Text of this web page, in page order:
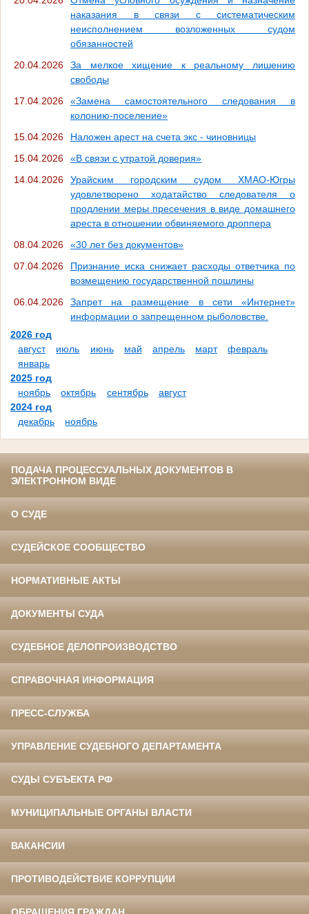
наказания в связи с систематическим
неисполнением возложенных судом
обязанностей
20.04.2026
За мелкое хищение к реальному лишению
свободы
17.04.2026
«Замена самостоятельного следования в
колонию-поселение»
15.04.2026
Наложен арест на счета экс - чиновницы
15.04.2026
«В связи с утратой доверия»
14.04.2026
Урайским городским судом ХМАО-Югры
удовлетворено ходатайство следователя о
продлении меры пресечения в виде домашнего
ареста в отношении обвиняемого дроппера
08.04.2026
«30 лет без документов»
07.04.2026
Признание иска снижает расходы ответчика по
возмещению государственной пошлины
06.04.2026
Запрет на размещение в сети «Интернет»
информации о запрещенном рыболовстве.
2026 год
август
июль июнь май апрель март
февраль
январь
2025 год
ноябрь
октябрь сентябрь
август
2024 год
декабрь
ноябрь
ПОДАЧА ПРОЦЕССУАЛЬНЫХ ДОКУМЕНТОВ В
ЭЛЕКТРОННОМ ВИДЕ
О СУДЕ
СУДЕЙСКОЕ СООБЩЕСТВО
НОРМАТИВНЫЕ АКТЫ
ДОКУМЕНТЫ СУДА
СУДЕБНОЕ ДЕЛОПРОИЗВОДСТВО
СПРАВОЧНАЯ ИНФОРМАЦИЯ
ПРЕСС-СЛУЖБА
УПРАВЛЕНИЕ СУДЕБНОГО ДЕПАРТАМЕНТА
СУДЫ СУБЪЕКТА РФ
МУНИЦИПАЛЬНЫЕ ОРГАНЫ ВЛАСТИ
ВАКАНСИИ
ПРОТИВОДЕЙСТВИЕ КОРРУПЦИИ